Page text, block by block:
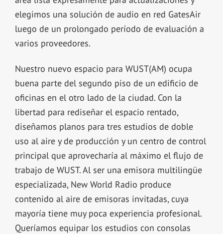
elegimos una solución de audio en red GatesAir
luego de un prolongado período de evaluación a
varios proveedores.
Nuestro nuevo espacio para WUST(AM) ocupa
buena parte del segundo piso de un edificio de
oficinas en el otro lado de la ciudad. Con la
libertad para rediseñar el espacio rentado,
diseñamos planos para tres estudios de doble
uso al aire y de producción y un centro de control
principal que aprovecharía al máximo el flujo de
trabajo de WUST. Al ser una emisora multilingüe
especializada, New World Radio produce
contenido al aire de emisoras invitadas, cuya
mayoría tiene muy poca experiencia profesional.
Queríamos equipar los estudios con consolas